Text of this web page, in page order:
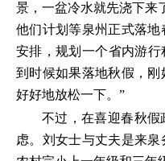
景，一盆冷水就先浇下来
他们计划等泉州正式落
安排，规划一个省内游行
到时候如果落地秋假，刚
好好地放松一下。”
不过，在喜迎春秋
虑。刘女士与丈夫是来